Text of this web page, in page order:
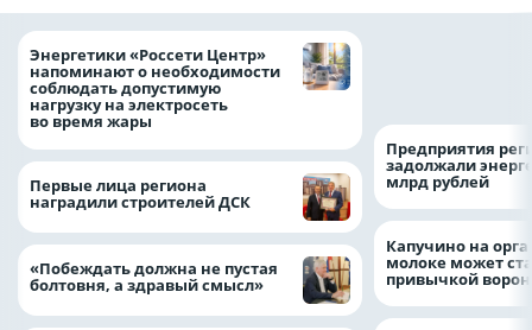
Энергетики «Россети Центр»
напоминают о необходимости
соблюдать допустимую
нагрузку на электросеть
во время жары
Первые лица региона
наградили строителей ДСК
«Побеждать должна не пустая
болтовня, а здравый смысл»
Предприятия
задолжали
млрд рублей
Капучино на
молоке может
привычкой